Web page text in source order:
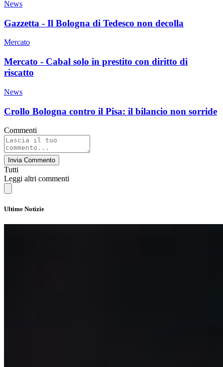
News
Gazzetta - Il Bologna di Tedesco non decolla
Mercato
Mercato - Cabal solo in prestito con diritto di
riscatto
News
Crollo Bologna contro il Pisa: il bilancio non sorride
Commenti
Invia Commento
Tutti
Leggi altri commenti
Ultime Notizie